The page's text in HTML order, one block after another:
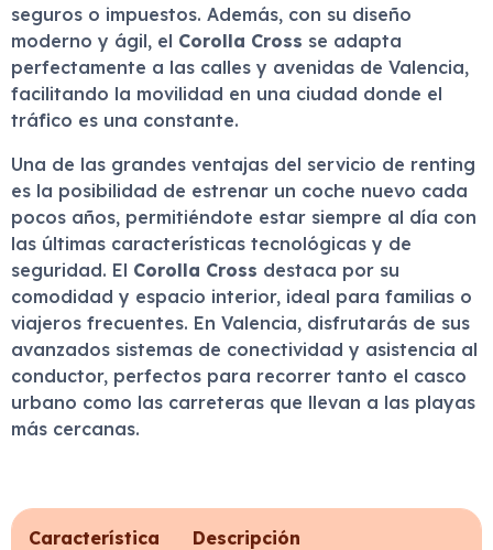
seguros o impuestos. Además, con su diseño
moderno y ágil, el Corolla Cross se adapta
perfectamente a las calles y avenidas de Valencia,
facilitando la movilidad en una ciudad donde el
tráfico es una constante.
Una de las grandes ventajas del servicio de renting
es la posibilidad de estrenar un coche nuevo cada
pocos años, permitiéndote estar siempre al día con
las últimas características tecnológicas y de
seguridad. El Corolla Cross destaca por su
comodidad y espacio interior, ideal para familias o
viajeros frecuentes. En Valencia, disfrutarás de sus
avanzados sistemas de conectividad y asistencia al
conductor, perfectos para recorrer tanto el casco
urbano como las carreteras que llevan a las playas
más cercanas.
Característica Descripción